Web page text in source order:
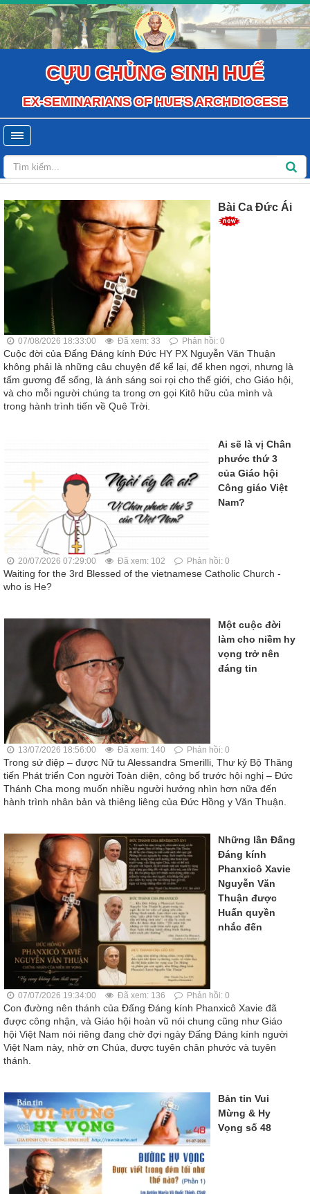
CỰU CHỦNG SINH HUẾ
EX-SEMINARIANS OF HUE'S ARCHDIOCESE
Bài Ca Đức Ái
07/08/2026 18:33:00 Đã xem: 33 Phản hồi: 0
Cuộc đời của Đấng Đáng kính Đức HY PX Nguyễn Văn Thuận
không phải là những câu chuyện để kể lại, để khen ngợi, nhưng là
tấm gương để sống, là ánh sáng soi rọi cho thế giới, cho Giáo hội,
và cho mỗi người chúng ta trong ơn gọi Kitô hữu của mình và
trong hành trình tiến về Quê Trời.
Ai sẽ là vị Chân
phước thứ 3
của Giáo hội
Công giáo Việt
Nam?
20/07/2026 07:29:00 Đã xem: 102 Phản hồi: 0
Waiting for the 3rd Blessed of the vietnamese Catholic Church -
who is He?
Một cuộc đời
làm cho niềm hy
vọng trở nên
đáng tin
13/07/2026 18:56:00 Đã xem: 140 Phản hồi: 0
Trong sứ điệp – được Nữ tu Alessandra Smerilli, Thư ký Bộ Thăng
tiến Phát triển Con người Toàn diện, công bố trước hội nghị – Đức
Thánh Cha mong muốn nhiều người hướng nhìn hơn nữa đến
hành trình nhân bản và thiêng liêng của Đức Hồng y Văn Thuận.
Những lần Đấng
Đáng kính
Phanxicô Xavie
Nguyễn Văn
Thuận được
Huấn quyền
nhắc đến
07/07/2026 19:34:00 Đã xem: 136 Phản hồi: 0
Con đường nên thánh của Đấng Đáng kính Phanxicô Xavie đã
được công nhận, và Giáo hội hoàn vũ nói chung cũng như Giáo
hội Việt Nam nói riêng đang chờ đợi ngày Đấng Đáng kính người
Việt Nam này, nhờ ơn Chúa, được tuyên chân phước và tuyên
thánh.
Bản tin Vui
Mừng & Hy
Vọng số 48